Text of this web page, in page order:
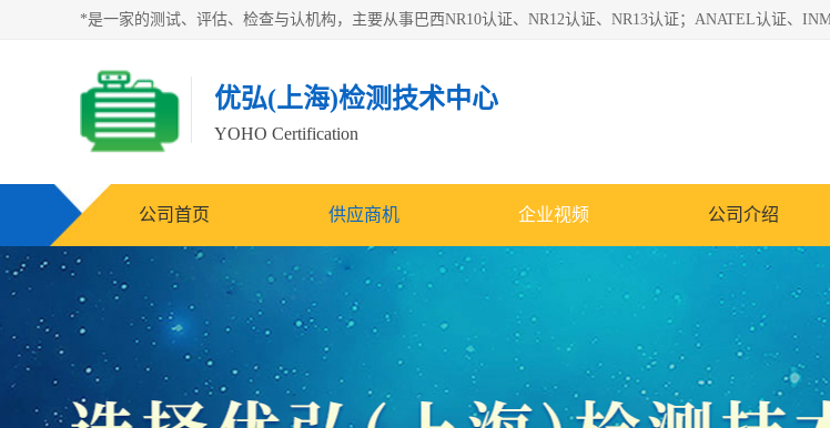
优弘(上海)检测技术中心
YOHO Certification
公司首页 供应商机 企业视频 公司介绍